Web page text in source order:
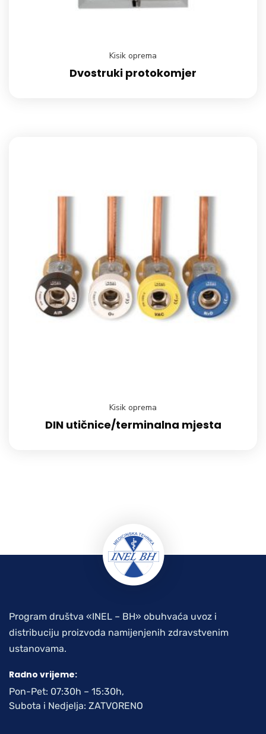
Kisik oprema
Dvostruki protokomjer
Kisik oprema
DIN utičnice/terminalna mjesta
Program društva «INEL – BH» obuhvaća uvoz i
distribuciju proizvoda namijenjenih zdravstvenim
ustanovama.
Radno vrijeme:
Pon-Pet: 07:30h – 15:30h,
Subota i Nedjelja: ZATVORENO